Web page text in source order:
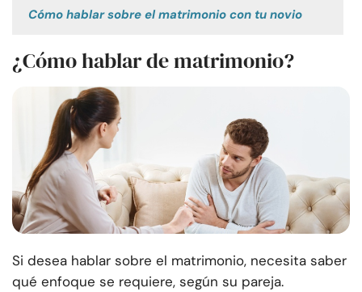
Cómo hablar sobre el matrimonio con tu novio
¿Cómo hablar de matrimonio?
Si desea hablar sobre el matrimonio, necesita saber
qué enfoque se requiere, según su pareja.